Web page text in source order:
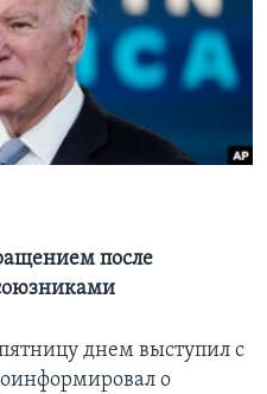
после
днем выступил с
о